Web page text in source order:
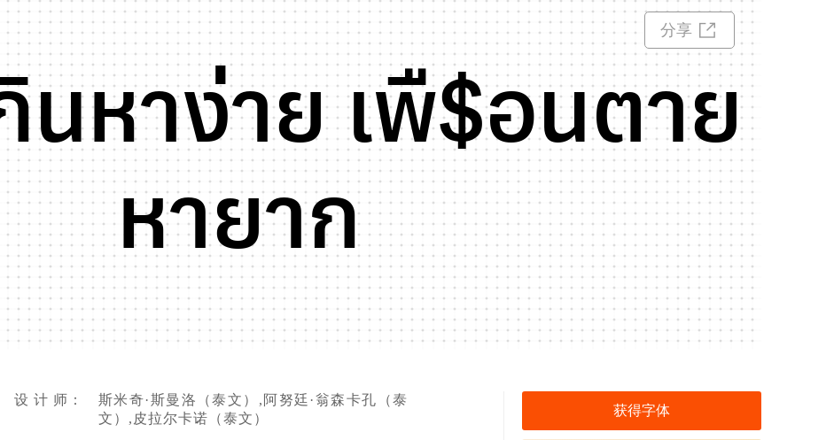
นหาง่าย เพื$อนตาย
หายาก
分享
设 计 师：
斯米奇·斯曼洛（泰文）,阿努廷·翁森卡孔（泰
文）,皮拉尔卡诺（泰文）
获得字体